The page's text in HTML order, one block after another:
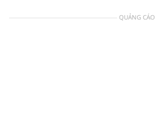
QUẢNG CÁO